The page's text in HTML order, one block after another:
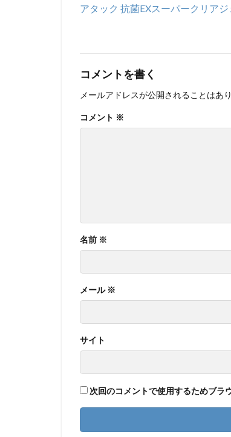
アタック 抗菌EXスーパークリア
コメントを書く
メールアドレスが公開されることはあり
コメント ※
名前 ※
メール ※
サイト
次回のコメントで使用するためブラ